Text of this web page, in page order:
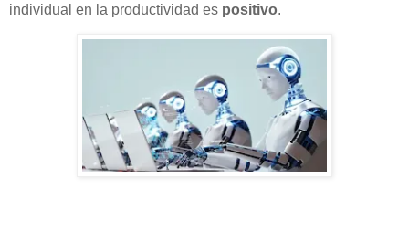
individual en la productividad es positivo.